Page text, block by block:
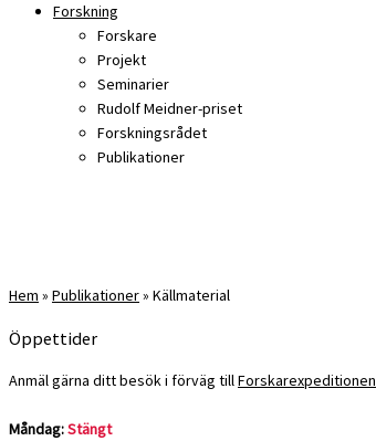
Forskning
Forskare
Projekt
Seminarier
Rudolf Meidner-priset
Forskningsrådet
Publikationer
Hem » Publikationer» Källmaterial
Öppettider
Anmäl gärna ditt besök i förväg tillForskarexpeditionen
Måndag:Stängt